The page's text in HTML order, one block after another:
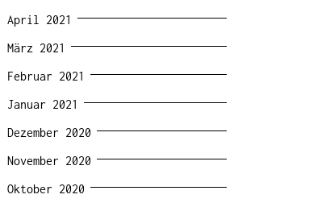
April 2021
März 2021
Februar 2021
Januar 2021
Dezember 2020
November 2020
Oktober 2020